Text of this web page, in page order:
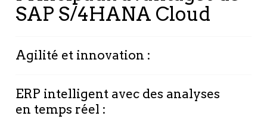
SAP S/4HANA Cloud
Agilité et innovation :
avec votre entreprise.
ERP intelligent avec des analyses
en temps réel :